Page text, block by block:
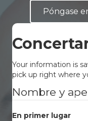
Póngase
Your information is
pick up right where
Nombre y
En primer lugar